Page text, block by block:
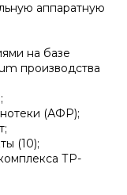
аппаратную
на базе
производства
(АФР);
(10);
ТР-